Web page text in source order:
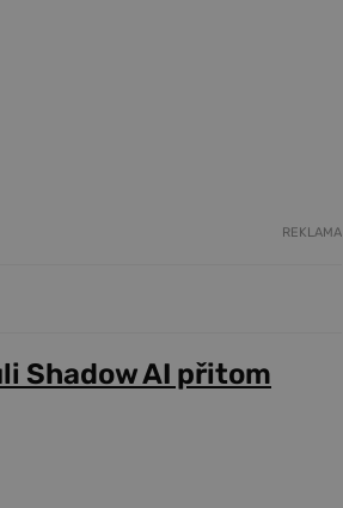
REKLAMA
Shadow AI přitom